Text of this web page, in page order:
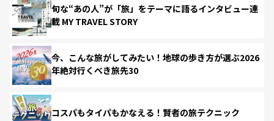
旬な“あの人”が「旅」をテーマに語るインタビュー連
載 MY TRAVEL STORY
今、こんな旅がしてみたい！地球の歩き方が選ぶ2026
年絶対行くべき旅先30
コスパもタイパもかなえる！賢者の旅テクニック